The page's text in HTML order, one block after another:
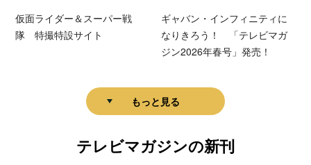
仮面ライダー＆スーパー戦
隊 特撮特設サイト
ギャバン・インフィニティに
なりきろう！ 「テレビマガ
ジン2026年春号」発売！
もっと見る
テレビマガジンの新刊